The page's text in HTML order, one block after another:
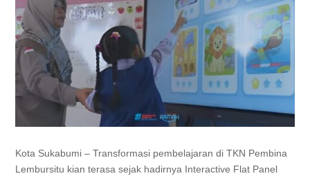
Kota Sukabumi – Transformasi pembelajaran di TKN Pembina
Lembursitu kian terasa sejak hadirnya Interactive Flat Panel